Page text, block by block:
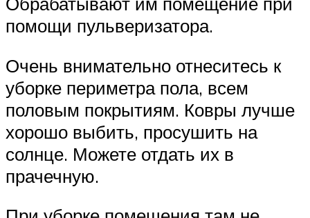
помощи пульверизатора.
Очень внимательно отнеситесь к
уборке периметра пола, всем
половым покрытиям. Ковры лучше
хорошо выбить, просушить на
солнце. Можете отдать их в
прачечную.